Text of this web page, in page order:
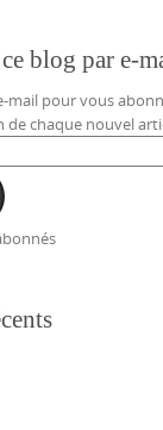
blog par e-
mail pour vous
chaque nouvel